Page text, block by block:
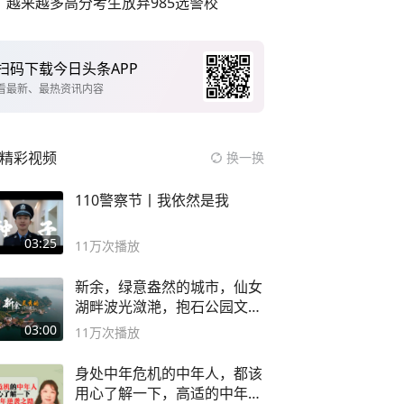
码下载今日头条APP
最新、最热资讯内容
精彩视频 换一换
03:25
110警察节丨我依然是我
11万次播放
03:00
新余，绿意盎然的城市，仙女
湖畔波光潋滟，抱石公园文化
深邃……
11万次播放
身处中年危机的中年人，都该
用心了解一下，高适的中年逆